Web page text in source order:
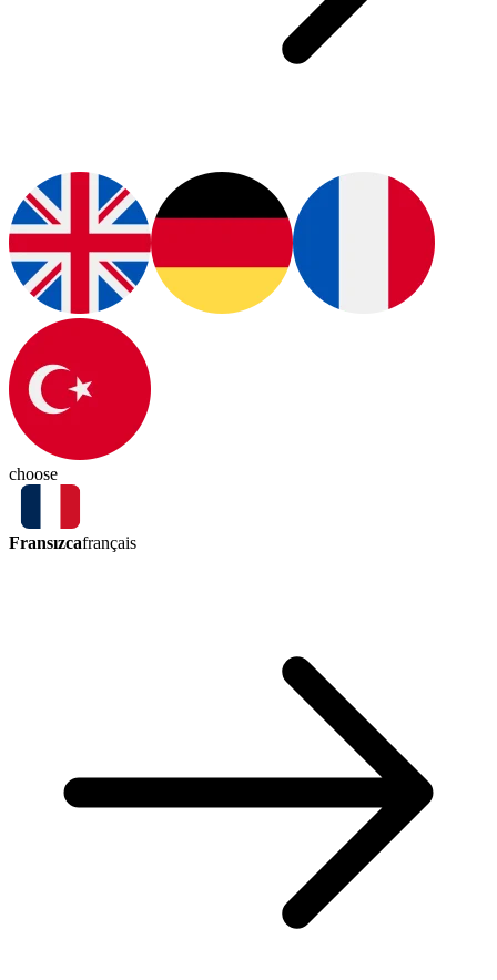
choose
Fransızcafrançais